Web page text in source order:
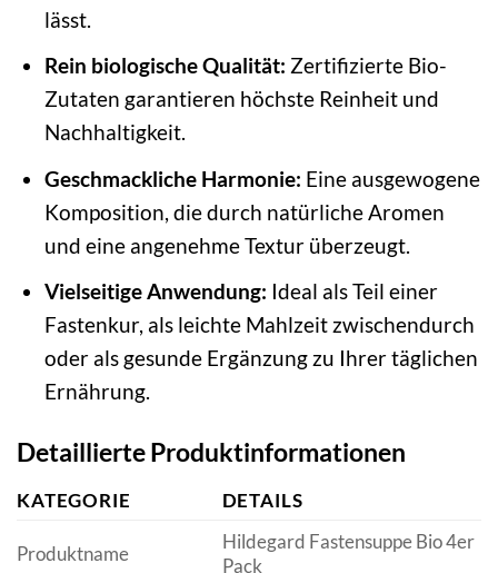
lässt.
Rein biologische Qualität: Zertifizierte Bio-
Zutaten garantieren höchste Reinheit und
Nachhaltigkeit.
Geschmackliche Harmonie: Eine ausgewogene
Komposition, die durch natürliche Aromen
und eine angenehme Textur überzeugt.
Vielseitige Anwendung: Ideal als Teil einer
Fastenkur, als leichte Mahlzeit zwischendurch
oder als gesunde Ergänzung zu Ihrer täglichen
Ernährung.
Detaillierte Produktinformationen
KATEGORIE DETAILS
Produktname
Hildegard Fastensuppe Bio 4er
Pack